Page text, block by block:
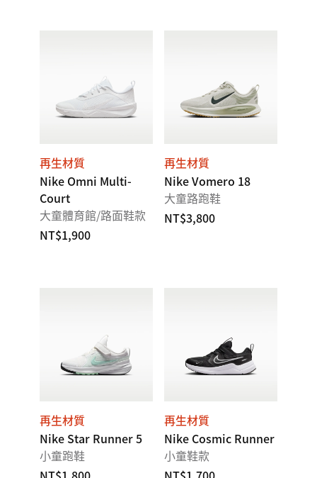
再生材質
Nike Omni Multi-
Court
大童體育館/路面鞋款
NT$1,900
再生材質
Nike Vomero 18
大童路跑鞋
NT$3,800
再生材質
Nike Star Runner 5
小童跑鞋
再生材質
Nike Cosmic Runner
小童鞋款